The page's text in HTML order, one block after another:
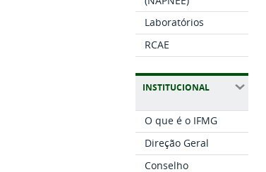
Laboratórios
RCAE
INSTITUCIONAL
O que é o IFMG
Direção Geral
Conselho